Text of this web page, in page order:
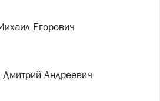
Егорович
Дмитрий Андреевич